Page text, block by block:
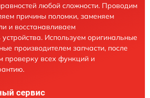
любой сложности. Проводим
причины поломки, заменяем
и восстанавливаем
устройства. Используем оригинальные
производителем запчасти, после
проверку всех функций и
сервис